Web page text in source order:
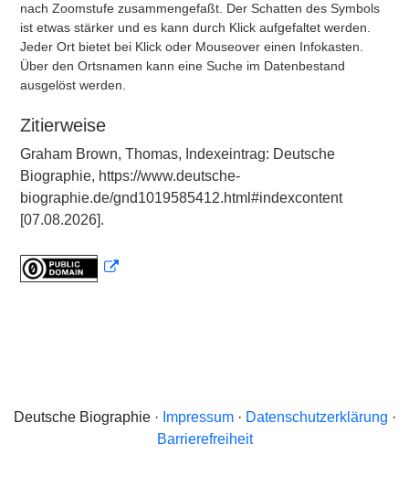
nach Zoomstufe zusammengefaßt. Der Schatten des Symbols
ist etwas stärker und es kann durch Klick aufgefaltet werden.
Jeder Ort bietet bei Klick oder Mouseover einen Infokasten.
Über den Ortsnamen kann eine Suche im Datenbestand
ausgelöst werden.
Zitierweise
Graham Brown, Thomas, Indexeintrag: Deutsche
Biographie, https://www.deutsche-
biographie.de/gnd1019585412.html#indexcontent
[07.08.2026].
Deutsche Biographie · Impressum· Datenschutzerklärung ·
Barrierefreiheit